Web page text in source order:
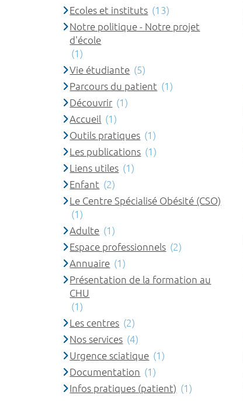
Ecoles et instituts (13)
Notre politique - Notre projet
d'école
(1)
Vie étudiante (5)
Parcours du patient (1)
Découvrir (1)
Accueil (1)
Outils pratiques (1)
Les publications (1)
Liens utiles (1)
Enfant (2)
Le Centre Spécialisé Obésité (CSO)
(1)
Adulte (1)
Espace professionnels (2)
Annuaire (1)
Présentation de la formation au
CHU
(1)
Les centres (2)
Nos services (4)
Urgence sciatique (1)
Documentation (1)
Infos pratiques (patient) (1)